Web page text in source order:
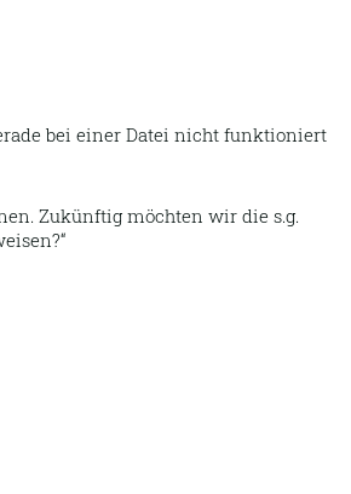
bei einer Datei nicht funktioniert
Zukünftig möchten wir die s.g.